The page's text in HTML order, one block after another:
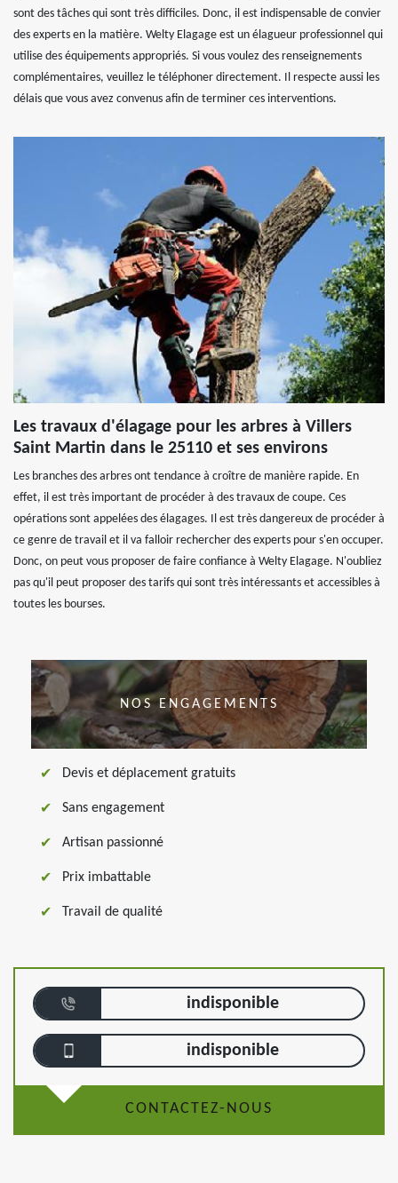
sont des tâches qui sont très difficiles. Donc, il est indispensable de convier
des experts en la matière. Welty Elagage est un élagueur professionnel qui
utilise des équipements appropriés. Si vous voulez des renseignements
complémentaires, veuillez le téléphoner directement. Il respecte aussi les
délais que vous avez convenus afin de terminer ces interventions.
Les travaux d'élagage pour les arbres à Villers
Saint Martin dans le 25110 et ses environs
Les branches des arbres ont tendance à croître de manière rapide. En
effet, il est très important de procéder à des travaux de coupe. Ces
opérations sont appelées des élagages. Il est très dangereux de procéder à
ce genre de travail et il va falloir rechercher des experts pour s'en occuper.
Donc, on peut vous proposer de faire confiance à Welty Elagage. N'oubliez
pas qu'il peut proposer des tarifs qui sont très intéressants et accessibles à
toutes les bourses.
NOS ENGAGEMENTS
Devis et déplacement gratuits
Sans engagement
Artisan passionné
Prix imbattable
Travail de qualité
indisponible
indisponible
CONTACTEZ-NOUS